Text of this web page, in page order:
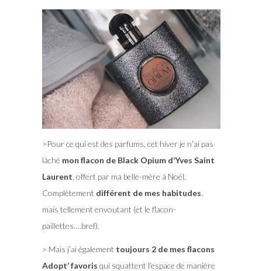
>Pour ce qui est des parfums, cet hiver je n’ai pas
lâché mon flacon de Black Opium d’Yves Saint
Laurent , offert par ma belle-mère à Noël.
Complètement différent de mes habitudes
mais tellement envoutant (et le flacon-
paillettes….bref).
> Mais j’ai également toujours 2 de mes flacons
Adopt’ favoris qui squattent l’espace de manière